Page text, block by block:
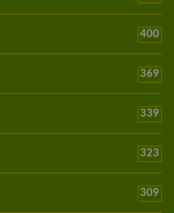
400
369
339
323
309